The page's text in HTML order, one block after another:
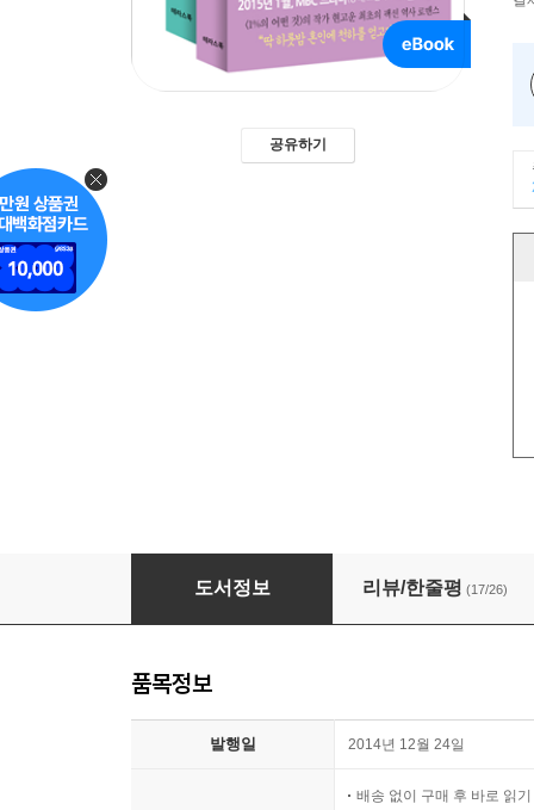
공유하기
[합본] 빛나거나 미치거나 (전2권/완결)
도서정보 리뷰/한줄평 (17/26)
품목정보
발행일 2014년 12월 24일
배송 없이 구매 후 바로 읽기